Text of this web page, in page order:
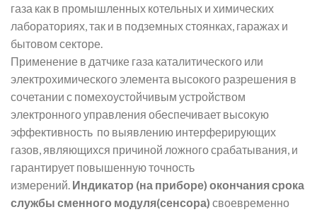
газа как в промышленных котельных и химических
лабораториях, так и в подземных стоянках, гаражах и
бытовом секторе.
Применение в датчике газа каталитического или
электрохимического элемента высокого разрешения в
сочетании с помехоустойчивым устройством
электронного управления обеспечивает высокую
эффективность по выявлению интерферирующих
газов, являющихся причиной ложного срабатывания, и
гарантирует повышенную точность
измерений. Индикатор (на приборе) окончания срока
службы сменного модуля(сенсора) своевременно